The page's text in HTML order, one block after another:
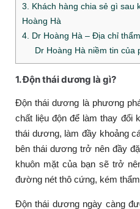
3. Khách hàng chia sẻ gì sau
Hoàng Hà
4. Dr Hoàng Hà – Địa chỉ
Dr Hoàng Hà niềm tin của
1. Độn thái dương là gì?
Độn thái dương là phương
chất liệu độn để làm thay đổi
thái dương, làm đầy khoảng
bên thái dương trở nên đầy
khuôn mặt của bạn sẽ trở
đường nét thô cứng, kém
Độn thái dương ngày càng